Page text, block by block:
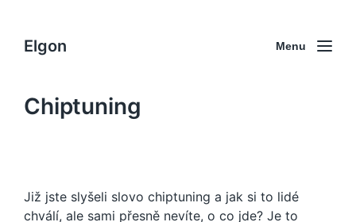
Elgon Menu
Chiptuning
Již jste slyšeli slovo chiptuning a jak si to lidé
chválí, ale sami přesně nevíte, o co jde? Je to